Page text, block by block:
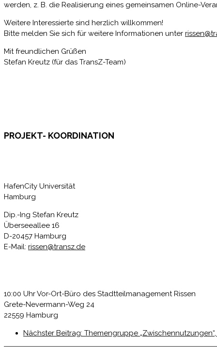
werden, z. B. die Realisierung eines gemeinsamen Online-
Weitere Interessierte sind herzlich willkommen!
Bitte melden Sie sich für weitere Informationen unter
Mit freundlichen Grüßen
Stefan Kreutz (für das TransZ-Team)
PROJEKT- KOORDINATION
HafenCity Universität
Hamburg
Dip.-Ing Stefan Kreutz
Überseeallee 16
D-20457 Hamburg
E-Mail: rissen@transz.de
10:00 Uhr Vor-Ort-Büro des Stadtteilmanagement Rissen
Grete-Nevermann-Weg 24
22559 Hamburg
Nächster Beitrag: Themengruppe